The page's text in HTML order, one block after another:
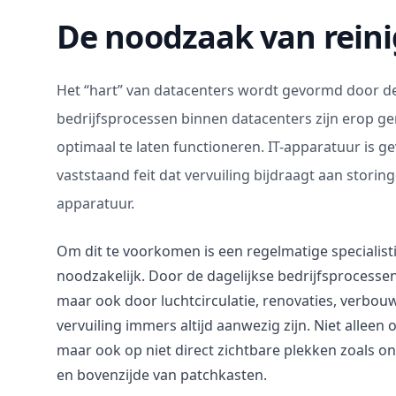
De noodzaak van
Het “hart” van datacenters wordt gevormd door
bedrijfsprocessen binnen datacenters zijn erop
optimaal te laten functioneren. IT-apparatuur is
vaststaand feit dat vervuiling bijdraagt aan
apparatuur.
Om dit te voorkomen is een regelmatige
noodzakelijk. Door de dagelijkse
maar ook door luchtcirculatie, renovaties,
vervuiling immers altijd aanwezig zijn. Niet alleen
maar ook op niet direct zichtbare plekken zoals
en bovenzijde van patchkasten.